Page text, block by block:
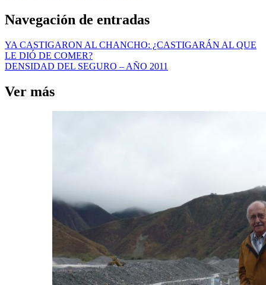
Navegación de entradas
YA CASTIGARON AL CHANCHO: ¿CASTIGARÁN AL QUE
LE DIÓ DE COMER?
DENSIDAD DEL SEGURO – AÑO 2011
Ver más